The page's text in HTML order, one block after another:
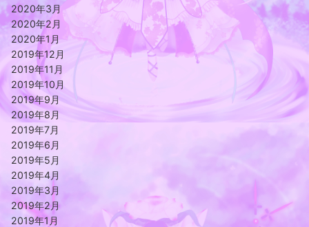
2020年3月
2020年2月
2020年1月
2019年12月
2019年11月
2019年10月
2019年9月
2019年8月
2019年7月
2019年6月
2019年5月
2019年4月
2019年3月
2019年2月
2019年1月